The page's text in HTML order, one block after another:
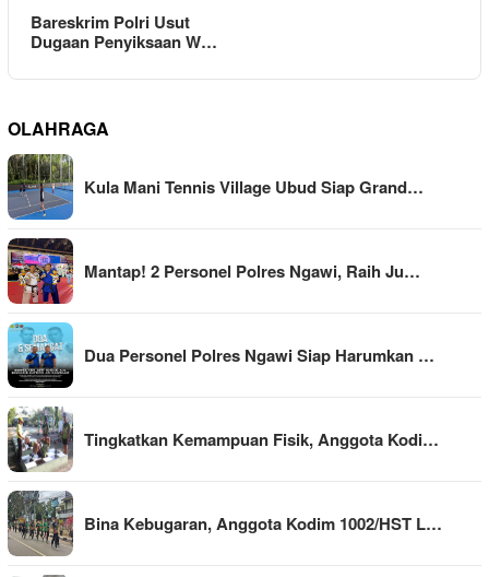
Bareskrim Polri Usut
Dugaan Penyiksaan W…
OLAHRAGA
Kula Mani Tennis Village Ubud Siap Grand…
Mantap! 2 Personel Polres Ngawi, Raih Ju…
Dua Personel Polres Ngawi Siap Harumkan …
Tingkatkan Kemampuan Fisik, Anggota Kodi…
Bina Kebugaran, Anggota Kodim 1002/HST L…